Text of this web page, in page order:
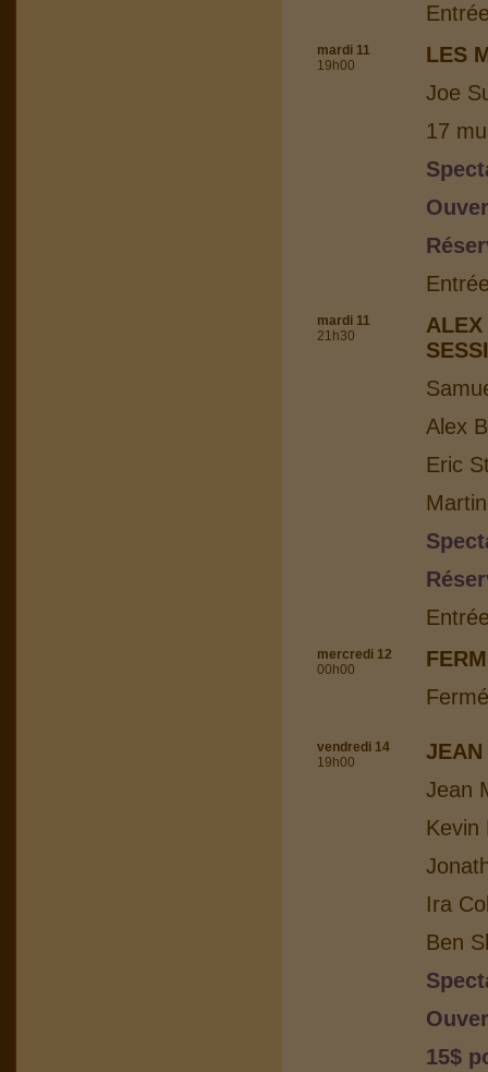
mardi 11
19h00
LES
Joe
17
mardi 11
21h30
Alex
Eric
mercredi 12
00h00
vendredi 14
19h00
JEAN
Jean
Kevin
Ira
Ben
15$